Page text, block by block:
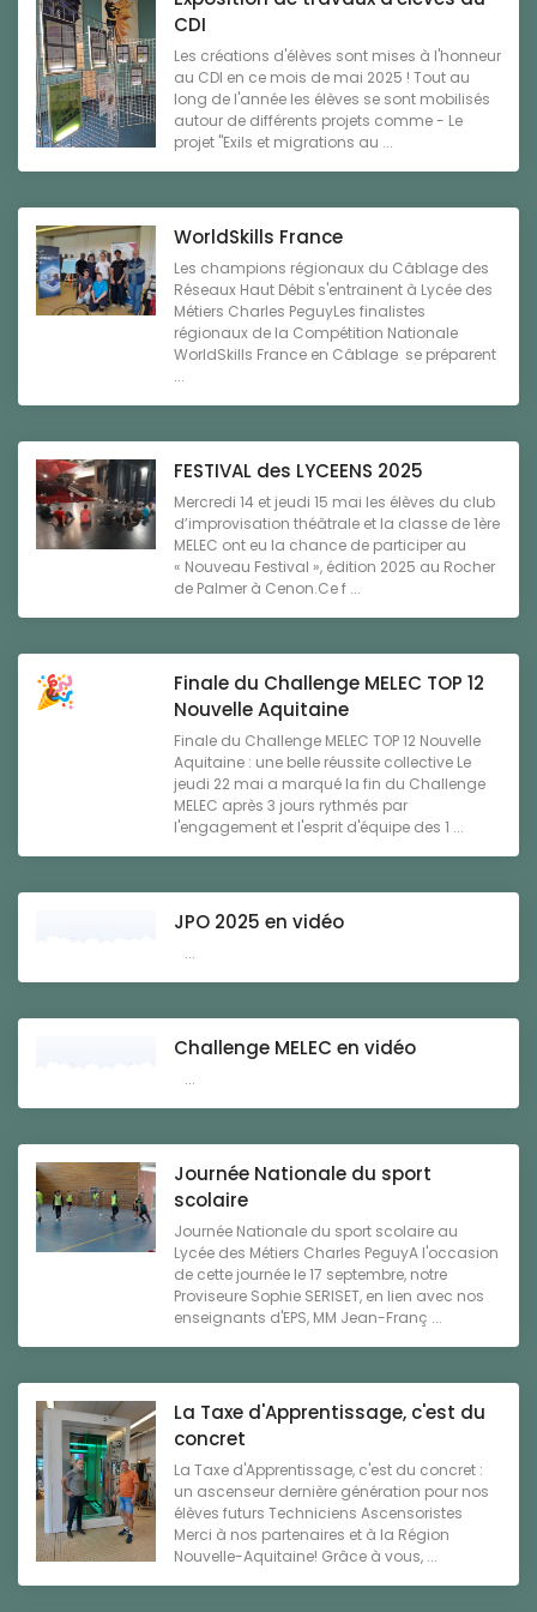
CDI
Les créations d'élèves sont mises à l'honneur
au CDI en ce mois de mai 2025 ! Tout au
long de l'année les élèves se sont mobilisés
autour de différents projets comme - Le
projet "Exils et migrations au ...
WorldSkills France
Les champions régionaux du Câblage des
Réseaux Haut Débit s'entrainent à Lycée des
Métiers Charles PeguyLes finalistes
régionaux de la Compétition Nationale
WorldSkills France en Câblage se préparent
...
FESTIVAL des LYCEENS 2025
Mercredi 14 et jeudi 15 mai les élèves du club
d’improvisation théâtrale et la classe de 1ère
MELEC ont eu la chance de participer au
« Nouveau Festival », édition 2025 au Rocher
de Palmer à Cenon.Ce f ...
Finale du Challenge MELEC TOP 12
Nouvelle Aquitaine
Finale du Challenge MELEC TOP 12 Nouvelle
Aquitaine : une belle réussite collective Le
jeudi 22 mai a marqué la fin du Challenge
MELEC après 3 jours rythmés par
l'engagement et l'esprit d'équipe des 1 ...
JPO 2025 en vidéo
...
Challenge MELEC en vidéo
...
Journée Nationale du sport
scolaire
Journée Nationale du sport scolaire au
Lycée des Métiers Charles PeguyA l'occasion
de cette journée le 17 septembre, notre
Proviseure Sophie SERISET, en lien avec nos
enseignants d'EPS, MM Jean-Franç ...
La Taxe d'Apprentissage, c'est du
concret
La Taxe d'Apprentissage, c'est du concret :
un ascenseur dernière génération pour nos
élèves futurs Techniciens Ascensoristes
Merci à nos partenaires et à la Région
Nouvelle-Aquitaine! Grâce à vous, ...